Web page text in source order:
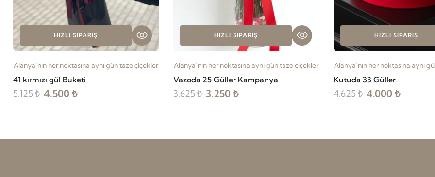
HIZLI SIPARIŞ
Alanya’nın her noktasına aynı gün taze çiçekler
41 kırmızı gül Buketi
5.125 ₺ 4.500 ₺
HIZLI SIPARIŞ
Alanya’nın her noktasına aynı gün taze çiçekler
Vazoda 25 Güller Kampanya
3.625 ₺ 3.250 ₺
HIZLI SIPARIŞ
Alanya’nın her noktasına aynı
Kutuda 33 Güller
4.625 ₺ 4.000 ₺